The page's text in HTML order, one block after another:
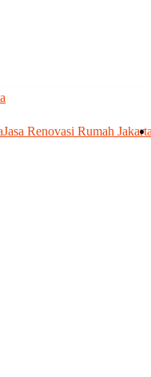
Jasa Renovasi Rumah Jakarta